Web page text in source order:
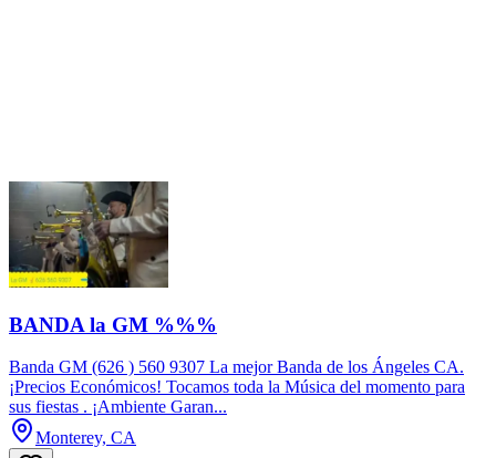
BANDA la GM %%%
Banda GM (626 ) 560 9307 La mejor Banda de los Ángeles CA.
¡Precios Económicos! Tocamos toda la Música del momento para
sus fiestas . ¡Ambiente Garan...
Monterey, CA